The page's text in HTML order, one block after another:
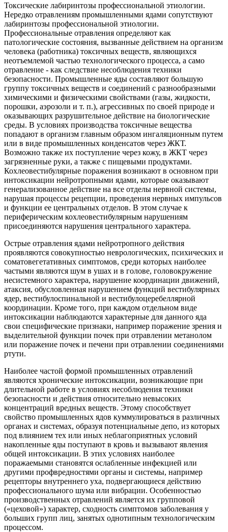
Токсические лабиринтозы профессиональной этиологии.
Нередко отравлениям промышленными ядами сопутствуют
лабиринтозы профессиональной этиологии.
Профессиональные отравления определяют как
патологические состояния, вызванные действием на организм
человека (работника) токсичных веществ, являющихся
неотъемлемой частью технологического процесса, а само
отравление - как следствие несоблюдения техники
безопасности. Промышленные яды составляют большую
группу токсичных веществ и соединений с разнообразными
химическими и физическими свойствами (газы, жидкости,
порошки, аэрозоли и т. п.), агрессивных по своей природе и
оказывающих разрушительное действие на биологические
среды. В условиях производства токсичные вещества
попадают в организм главным образом ингаляционным путем
или в виде промышленных конденсатов через ЖКТ.
Возможно также их поступление через кожу, в ЖКТ через
загрязненные руки, а также с пищевыми продуктами.
Кохлеовестибулярные поражения возникают в основном при
интоксикации нейротропными ядами, которые оказывают
генерализованное действие на все отделы нервной системы,
нарушая процессы рецепции, проведения нервных импульсов
и функции ее центральных отделов. В этом случае к
периферическим кохлеовестибулярным нарушениям
присоединяются нарушения центрального характера.
Острые отравления ядами нейротропного действия
проявляются совокупностью неврологических, психических и
соматовегетативных симптомов, среди которых наиболее
частыми являются шум в ушах и в голове, головокружение
несистемного характера, нарушение координации движений,
атаксия, обусловленная нарушением функций вестибулярных
ядер, вестибулоспинальной и вестибулоцеребеллярной
координации. Кроме того, при каждом отдельном виде
интоксикации наблюдаются характерные для данного яда
свои специфические признаки, например поражение зрения и
выделительной функции почек при отравлении метанолом
или поражение почек и печени при отравлении соединениями
ртути.
Наиболее частой формой промышленных отравлений
являются хронические интоксикации, возникающие при
длительной работе в условиях несоблюдения техники
безопасности и действия относительно невысоких
концентраций вредных веществ. Этому способствует
свойство промышленных ядов куммулироваться в различных
органах и системах, образуя потенциальные депо, из которых
под влиянием тех или иных неблагоприятных условий
накопленные яды поступают в кровь и вызывают явления
общей интоксикации. В этих условиях наиболее
поражаемыми становятся ослабленные инфекцией или
другими профвредностями органы и системы, например
рецепторы внутреннего уха, подвергающиеся действию
профессионального шума или вибрации. Особенностью
производственных отравлений является их групповой
(«цеховой») характер, сходность симптомов заболевания у
больших групп лиц, занятых однотипным технологическим
процессом.